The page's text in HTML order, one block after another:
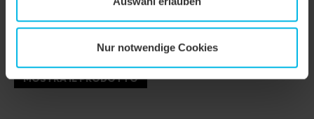
Nur notwendige Cookies
MOSTRA IL PRODOTTO